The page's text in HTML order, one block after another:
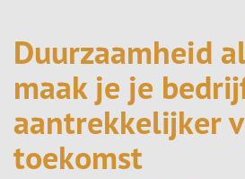
Duurzaamheid
maak je je
aantrekkelijker
toekomst